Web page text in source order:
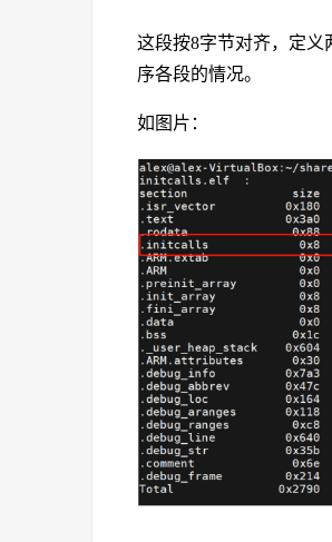
这段按8字节对齐，定义
序各段的情况。
如图片：